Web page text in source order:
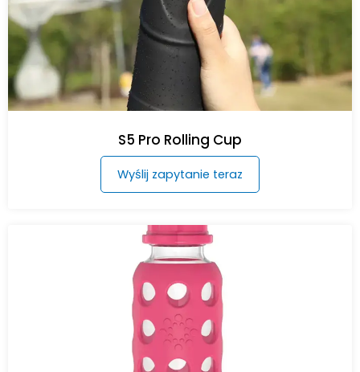
S5 Pro Rolling Cup
Wyślij zapytanie teraz